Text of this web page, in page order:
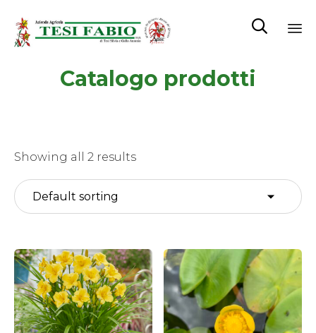

Catalogo prodotti
Showing all 2 results